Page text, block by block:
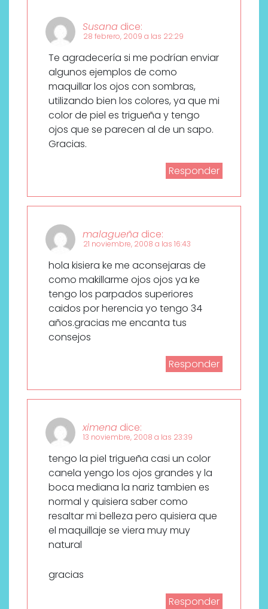
Susana dice:
28 febrero, 2009 a las 22:29
Te agradecería si me podrían enviar
algunos ejemplos de como
maquillar los ojos con sombras,
utilizando bien los colores, ya que mi
color de piel es trigueña y tengo
ojos que se parecen al de un sapo.
Gracias.
Responder
malagueña dice:
21 noviembre, 2008 a las 16:43
hola kisiera ke me aconsejaras de
como makillarme ojos ojos ya ke
tengo los parpados superiores
caidos por herencia yo tengo 34
años.gracias me encanta tus
consejos
Responder
ximena dice:
13 noviembre, 2008 a las 23:39
tengo la piel trigueña casi un color
canela yengo los ojos grandes y la
boca mediana la nariz tambien es
normal y quisiera saber como
resaltar mi belleza pero quisiera que
el maquillaje se viera muy muy
natural
gracias
Responder